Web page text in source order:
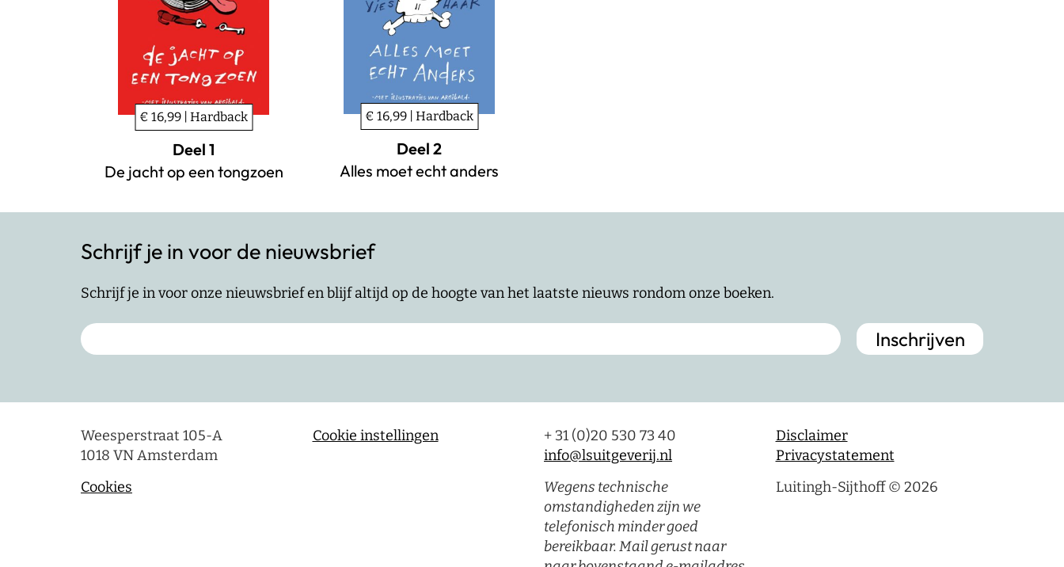
€ 16,99 | Hardback
Deel 1
De jacht op een tongzoen
€ 16,99 | Hardback
Deel 2
Alles moet echt anders
Schrijf je in voor de nieuwsbrief
Schrijf je in voor onze nieuwsbrief en blijf altijd op de hoogte van het laatste nieuws rondom onze boeken.
Weesperstraat 105-A
1018 VN Amsterdam
Cookies
Cookie instellingen
+ 31 (0)20 530 73 40
info@lsuitgeverij.nl
Wegens technische
omstandigheden zijn we
telefonisch minder goed
bereikbaar. Mail gerust naar
Disclaimer
Privacystatement
Luitingh-Sijthoff © 2026